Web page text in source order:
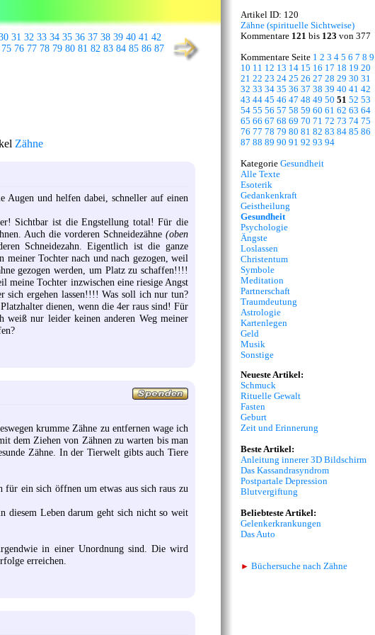
31 32 33 34 35 36 37 38 39 40 41 42
75 76 77 78 79 80 81 82 83 84 85 86 87
Zähne
und helfen dabei, schneller auf einen
Sichtbar ist die Engstellung total! Für die
Auch die vorderen Schneidezähne (oben
Schneidezahn. Eigentlich ist die ganze
meiner Tochter nach und nach gezogen, weil
gezogen werden, um Platz zu schaffen!!!!
Tochter inzwischen eine riesige Angst
sich ergehen lassen!!!! Was soll ich nur tun?
dienen, wenn die 4er raus sind! Für
weiß nur leider keinen anderen Weg meiner
krumme Zähne zu entfernen wage ich
dem Ziehen von Zähnen zu warten bis man
Zähne. In der Tierwelt gibts auch Tiere
ein sich öffnen um etwas aus sich raus zu
diesem Leben darum geht sich nicht so weit
in einer Unordnung sind. Die wird
erreichen.
Artikel ID: 120
Zähne (spirituelle Sichtweise)
Kommentare 121 bis 123 von 377
Kommentare Seite 1 2 3 4 5 6 7 8 9
10 11 12 13 14 15 16 17 18 19 20
21 22 23 24 25 26 27 28 29 30 31
32 33 34 35 36 37 38 39 40 41 42
43 44 45 46 47 48 49 50 51 52 53
54 55 56 57 58 59 60 61 62 63 64
65 66 67 68 69 70 71 72 73 74 75
76 77 78 79 80 81 82 83 84 85 86
87 88 89 90 91 92 93 94
Kategorie Gesundheit
Alle Texte
Esoterik
Gedankenkraft
Geistheilung
Gesundheit
Psychologie
Ängste
Loslassen
Christentum
Symbole
Meditation
Partnerschaft
Traumdeutung
Astrologie
Kartenlegen
Geld
Musik
Sonstige
Neueste Artikel:
Schmuck
Rituelle Gewalt
Fasten
Geburt
Zeit und Erinnerung
Beste Artikel:
Anleitung innerer 3D Bildschirm
Das Kassandrasyndrom
Postpartale Depression
Blutvergiftung
Beliebteste Artikel:
Gelenkerkrankungen
Das Auto
► Büchersuche nach Zähne